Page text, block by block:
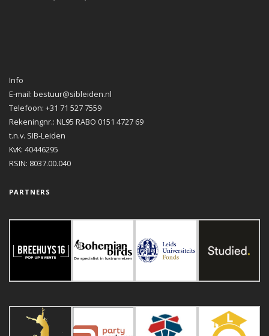
Info
E-mail: bestuur@sibleiden.nl
Telefoon: +31 71 527 7559
Rekeningnr.: NL95 RABO 0151 4727 69
t.n.v. SIB-Leiden
KvK: 40446295
RSIN: 8037.00.040
PARTNERS